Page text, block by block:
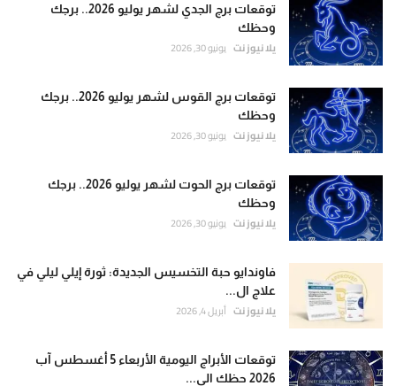
توقعات برج الجدي لشهر يوليو 2026.. برجك
وحظك
يلا نيوز نت يونيو 30, 2026
توقعات برج القوس لشهر يوليو 2026.. برجك
وحظك
يلا نيوز نت يونيو 30, 2026
توقعات برج الحوت لشهر يوليو 2026.. برجك
وحظك
يلا نيوز نت يونيو 30, 2026
فاوندايو حبة التخسيس الجديدة: ثورة إيلي ليلي في
علاج ال...
يلا نيوز نت أبريل 4, 2026
توقعات الأبراج اليومية الأربعاء 5 أغسطس آب
2026 حظك الي...